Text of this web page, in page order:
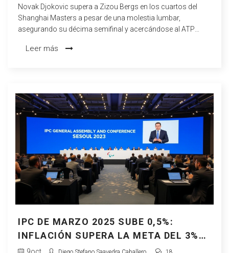
Novak Djokovic supera a Zizou Bergs en los cuartos del
Shanghai Masters a pesar de una molestia lumbar,
asegurando su décima semifinal y acercándose al ATP
Leer más
IPC DE MARZO 2025 SUBE 0,5%:
INFLACIÓN SUPERA LA META DEL 3%
EN CHILE